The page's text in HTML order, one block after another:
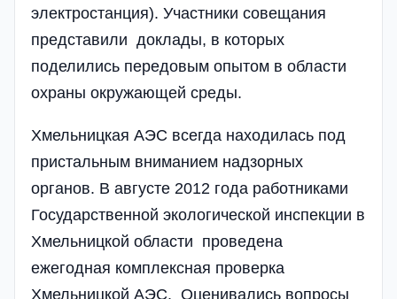
электростанция). Участники совещания
представили доклады, в которых
поделились передовым опытом в области
охраны окружающей среды.
Хмельницкая АЭС всегда находилась под
пристальным вниманием надзорных
органов. В августе 2012 года работниками
Государственной экологической инспекции в
Хмельницкой области проведена
ежегодная комплексная проверка
Хмельницкой АЭС. Оценивались вопросы